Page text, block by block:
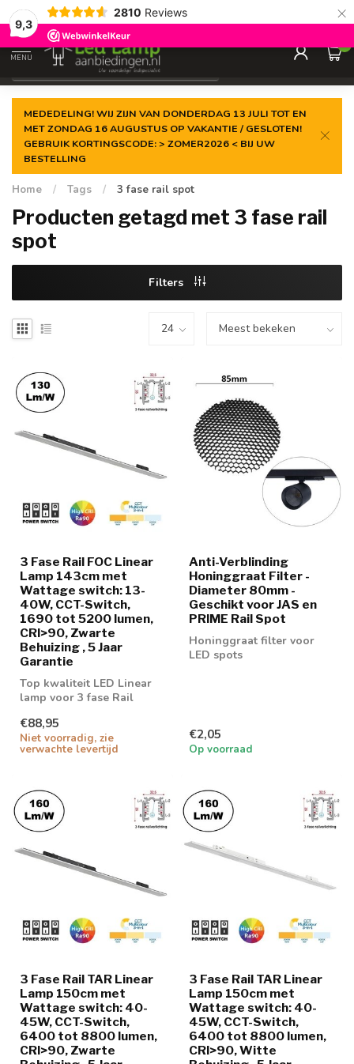
9,3
2810 Reviews ×
Gegarandeerde delaagste prijs
MENU
0
MEDEDELING! WIJ ZIJN VAN DONDERDAG 13 JULI TOT EN
MET ZONDAG 16 AUGUSTUS OP VAKANTIE / GESLOTEN!
GEBRUIK KORTINGSCODE: > ZOMER2026 < BIJ UW
BESTELLING
Home / Tags / 3 fase rail spot
Producten getagd met 3 fase rail
spot
Filters
3 Fase Rail FOC Linear
Lamp 143cm met
Wattage switch: 13-
40W, CCT-Switch,
1690 tot 5200 lumen,
CRI>90, Zwarte
Behuizing , 5 Jaar
Garantie
Top kwaliteit LED Linear
lamp voor 3 fase Rail
€88,95
Niet voorradig, zie
verwachte levertijd
Anti-Verblinding
Honinggraat Filter -
Diameter 80mm -
Geschikt voor JAS en
PRIME Rail Spot
Honinggraat filter voor
LED spots
€2,05
Op voorraad
3 Fase Rail TAR Linear
Lamp 150cm met
Wattage switch: 40-
45W, CCT-Switch,
6400 tot 8800 lumen,
CRI>90, Zwarte
3 Fase Rail TAR Linear
Lamp 150cm met
Wattage switch: 40-
45W, CCT-Switch,
6400 tot 8800 lumen,
CRI>90, Witte